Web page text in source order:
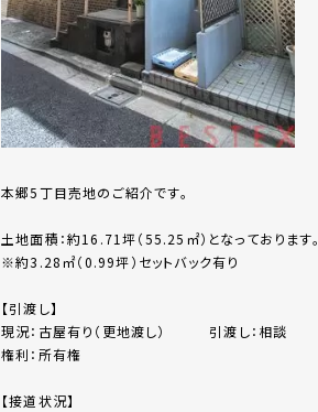
本郷5丁目売地のご紹介です。
土地面積：約16.71坪（55.25㎡）となっております。
※約3.28㎡（0.99坪）セットバック有り
【引渡し】
現況：古屋有り（更地渡し） 引渡し：相談
権利：所有権
【接道状況】